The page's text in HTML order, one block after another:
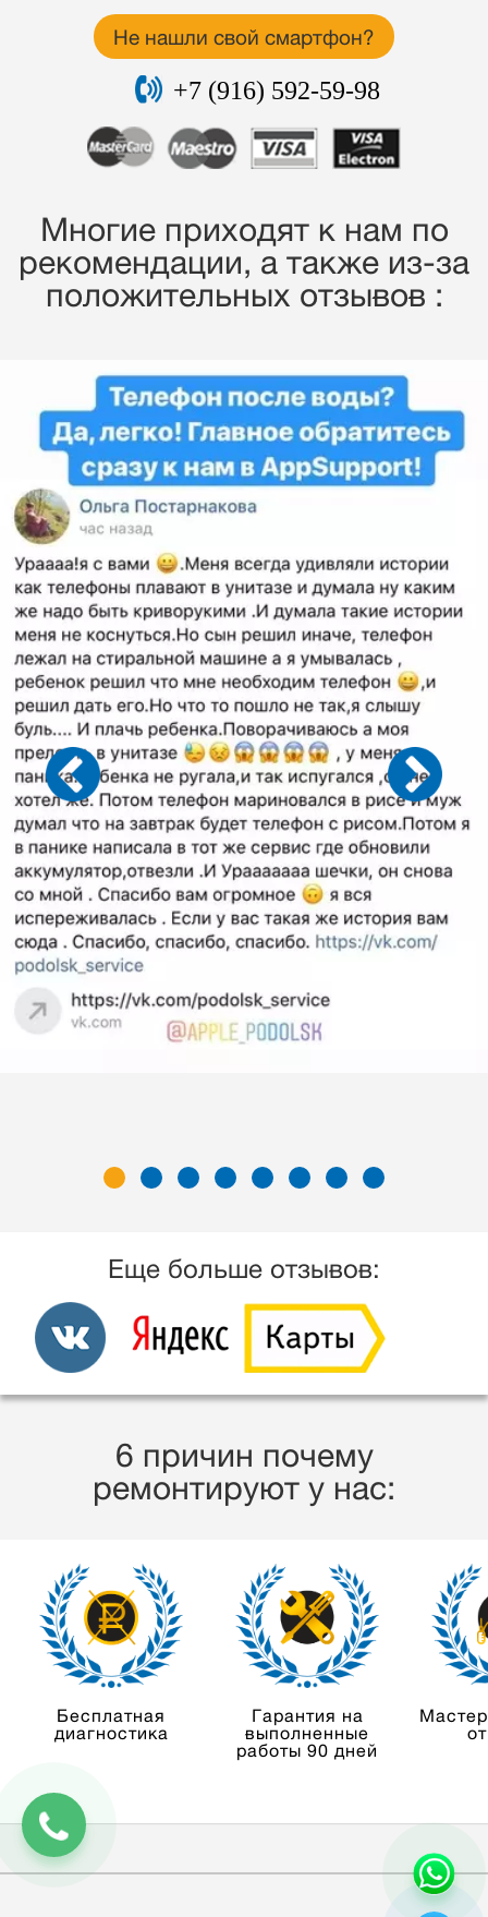
Не нашли свой смартфон?
+7 (916) 592-59-98
Многие приходят к нам по
рекомендации, a также из-за
положительных отзывов :
Еще больше отзывов:
6 причин почему
ремонтируют у нас:
Бесплатная
диагностика
Гарантия на
выполненные
работы 90 дней